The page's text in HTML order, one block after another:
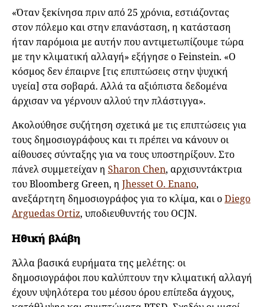
«Όταν ξεκίνησα πριν από 25 χρόνια, εστιάζοντας
στον πόλεμο και στην επανάσταση, η κατάσταση
ήταν παρόμοια με αυτήν που αντιμετωπίζουμε τώρα
με την κλιματική αλλαγή» εξήγησε ο Feinstein. «Ο
κόσμος δεν έπαιρνε [τις επιπτώσεις στην ψυχική
υγεία] στα σοβαρά. Αλλά τα αξιόπιστα δεδομένα
άρχισαν να γέρνουν αλλού την πλάστιγγα».
Ακολούθησε συζήτηση σχετικά με τις επιπτώσεις για
τους δημοσιογράφους και τι πρέπει να κάνουν οι
αίθουσες σύνταξης για να τους υποστηρίξουν. Στο
πάνελ συμμετείχαν η Sharon Chen, αρχισυντάκτρια
του Bloomberg Green, η Jhesset O. Enano,
ανεξάρτητη δημοσιογράφος για το κλίμα, και οDiego
Arguedas Ortiz, υποδιευθυντής του OCJN.
Ηθική βλάβη
Άλλα βασικά ευρήματα της μελέτης: οι
δημοσιογράφοι που καλύπτουν την κλιματική αλλαγή
έχουν υψηλότερα του μέσου όρου επίπεδα άγχους,